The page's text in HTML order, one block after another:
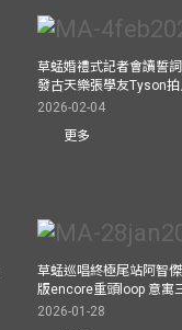
草蜢婚禮式記者會讀誓
發古天樂張學友Tyson
2026-02-04
更多
草蜢巡唱終極尾站阿智
版encore重頭loop 意寓
2026-01-28